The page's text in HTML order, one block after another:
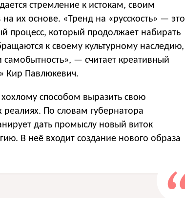
стремление к истокам, своим
их основе. «Тренд на «русскость» — это
процесс, который продолжает набирать
к своему культурному наследию,
самобытность», — считает креативный
Кир Павлюкевич.
способом выразить свою
По словам губернатора
дать промыслу новый виток
В неё входит создание нового образа